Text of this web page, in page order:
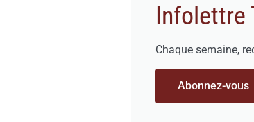
Infolettre
Chaque semaine,
Abonnez-vous